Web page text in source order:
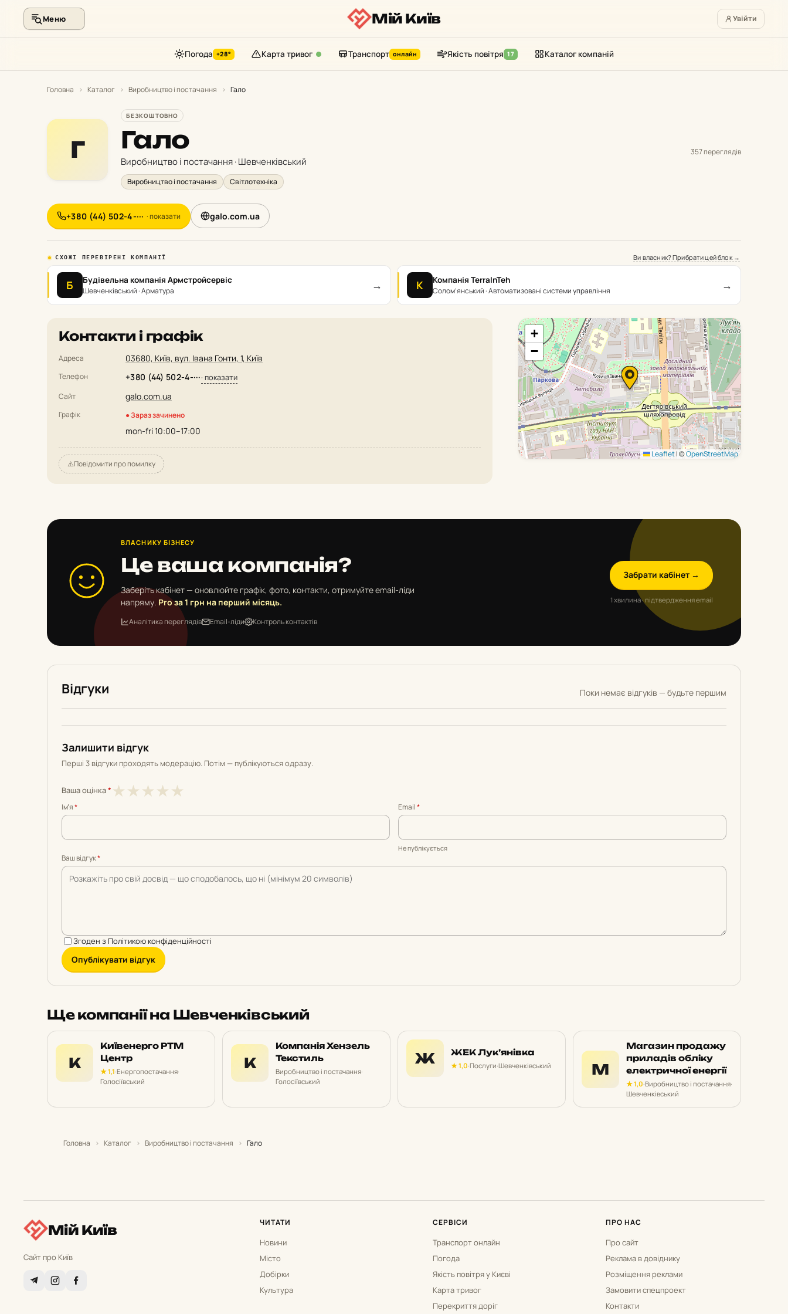
Меню Мій Київ Увійти
Погода +28° Карта тривог Транспорт онлайн Якість повітря 17 Каталог компаній
Головна › Каталог › Виробництво і постачання › Гало
Г
БЕЗКОШТОВНО
Гало
Виробництво і постачання · Шевченківський
Виробництво і постачання Світлотехніка
357 переглядів
+380 (44) 502-4-··· · показати galo.com.ua
СХОЖІ ПЕРЕВІРЕНІ КОМПАНІЇ Ви власник? Прибрати цей блок →
Б Будівельна компанія Армстройсервіс
Шевченківський · Арматура → К Компанія TerraInTeh
Солом’янський · Автоматизовані системи управління →
Контакти і графік
Адреса 03680, Київ, вул. Івана Гонти, 1, Київ
Телефон +380 (44) 502-4-···· показати
Сайт galo.com.ua
Графік ● Зараз зачинено
mon-fri 10:00–17:00
⚠️Повідомити про помилку
+
−
Leaflet|©OpenStreetMap
ВЛАСНИКУ БІЗНЕСУ
Це ваша компанія?
Заберіть кабінет — оновлюйте графік, фото, контакти, отримуйте email-ліди
напряму. Pro за 1 грн на перший місяць.
Аналітика переглядів Email-ліди Контроль контактів
Забрати кабінет →
1 хвилина · підтвердження email
Відгуки Поки немає відгуків — будьте першим
Залишити відгук
Перші 3 відгуки проходять модерацію. Потім — публікуються одразу.
Ваша оцінка* ★
5
★4
5
★3
5
★2
5
★1
5
Імʼя* Email*
Не публікується
Ваш відгук*
Згоден з Політикою конфіденційності
Опублікувати відгук
Ще компанії на Шевченківський
К
Київенерго РТМ
Центр
★ 1,1·Енергопостачання·
Голосіївський
К
Компанія Хензель
Текстиль
Виробництво і постачання·
Голосіївський
Ж ЖЕК Лук’янівка
★ 1,0·Послуги·Шевченківський М
Магазин продажу
приладів обліку
електричної енергії
★ 1,0·Виробництво і постачання·
Шевченківський
Головна › Каталог › Виробництво і постачання › Гало
Мій Київ
Сайт про Київ
ЧИТАТИ
Новини
Місто
Добірки
Культура
СЕРВІСИ
Транспорт онлайн
Погода
Якість повітря у Києві
Карта тривог
Перекриття доріг
ПРО НАС
Про сайт
Реклама в довіднику
Розміщення реклами
Замовити спецпроект
Контакти